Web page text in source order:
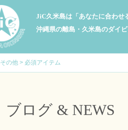
JiC久米島は「あなたに合わせ
沖縄県の離島・久米島のダイ
その他 > 必須アイテム
ブログ & NEWS